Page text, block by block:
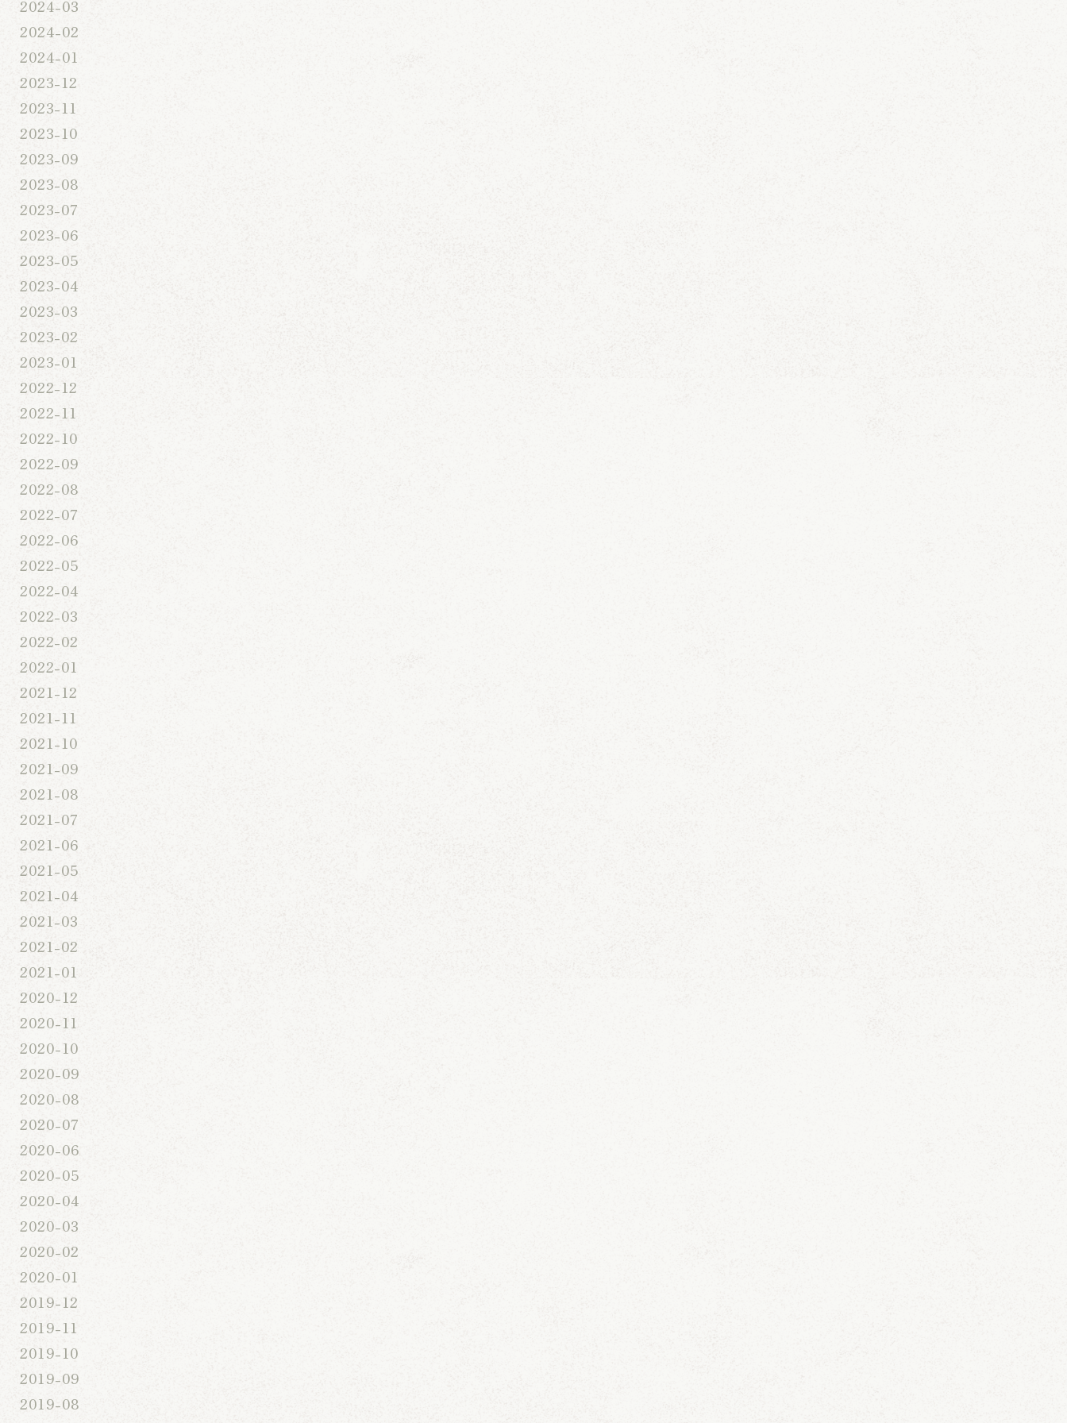
2024-03
2024-02
2024-01
2023-12
2023-11
2023-10
2023-09
2023-08
2023-07
2023-06
2023-05
2023-04
2023-03
2023-02
2023-01
2022-12
2022-11
2022-10
2022-09
2022-08
2022-07
2022-06
2022-05
2022-04
2022-03
2022-02
2022-01
2021-12
2021-11
2021-10
2021-09
2021-08
2021-07
2021-06
2021-05
2021-04
2021-03
2021-02
2021-01
2020-12
2020-11
2020-10
2020-09
2020-08
2020-07
2020-06
2020-05
2020-04
2020-03
2020-02
2020-01
2019-12
2019-11
2019-10
2019-09
2019-08